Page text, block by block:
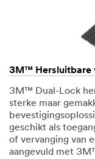
3M™ Hersluitbare
3M™ Dual-Lock
sterke maar
geschikt als
of vervanging van
aangevuld met